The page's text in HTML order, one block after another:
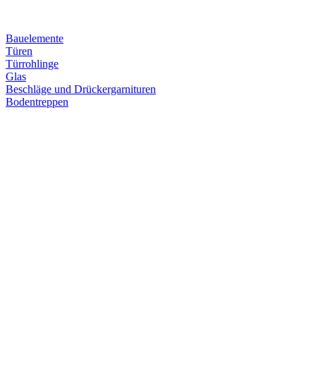
Bauelemente
Türen
Türrohlinge
Glas
Beschläge und Drückergarnituren
Bodentreppen